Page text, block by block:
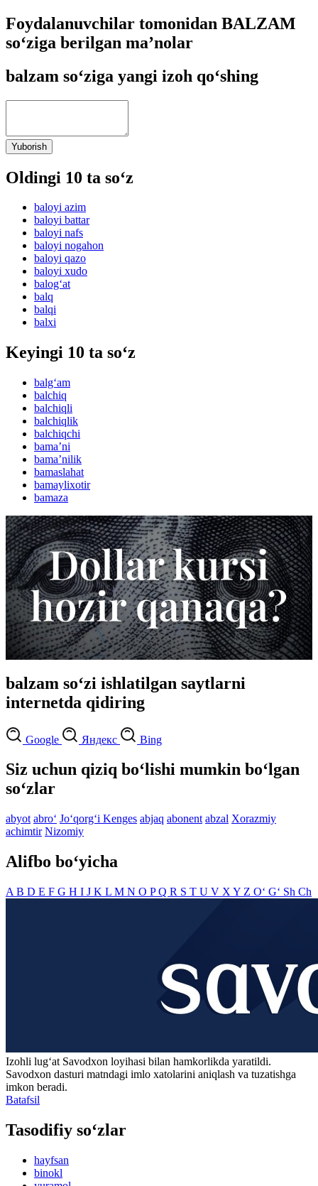
Foydalanuvchilar tomonidan BALZAM
so‘ziga berilgan ma’nolar
balzam so‘ziga yangi izoh qo‘shing
Yuborish
Oldingi 10 ta so‘z
baloyi azim
baloyi battar
baloyi nafs
baloyi nogahon
baloyi qazo
baloyi xudo
balog‘at
balq
balqi
balxi
Keyingi 10 ta so‘z
balg‘am
balchiq
balchiqli
balchiqlik
balchiqchi
bamaʼni
bamaʼnilik
bamaslahat
bamaylixotir
bamaza
balzam so‘zi ishlatilgan saytlarni
internetda qidiring
Google Яндекс Bing
Siz uchun qiziq bo‘lishi mumkin bo‘lgan
so‘zlar
abyot abro‘ Jo‘qorg‘i Kenges abjaq abonent abzal Xorazmiy
achimtir Nizomiy
Alifbo bo‘yicha
A B D E F G H I J K L M N O PQ R S T U V X Y Z O‘ G‘ Sh Ch
Izohli lugʻat Savodxon loyihasi bilan hamkorlikda yaratildi.
Savodxon dasturi matndagi imlo xatolarini aniqlash va tuzatishga
imkon beradi.
Batafsil
Tasodifiy so‘zlar
hayfsan
binokl